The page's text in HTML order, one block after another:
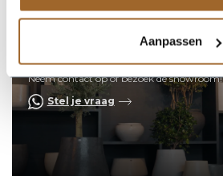
Aanpassen
Op zoek naar een vakkundige
hulp?
Neem contact op of bezoek de showroom!
Stel je vraag